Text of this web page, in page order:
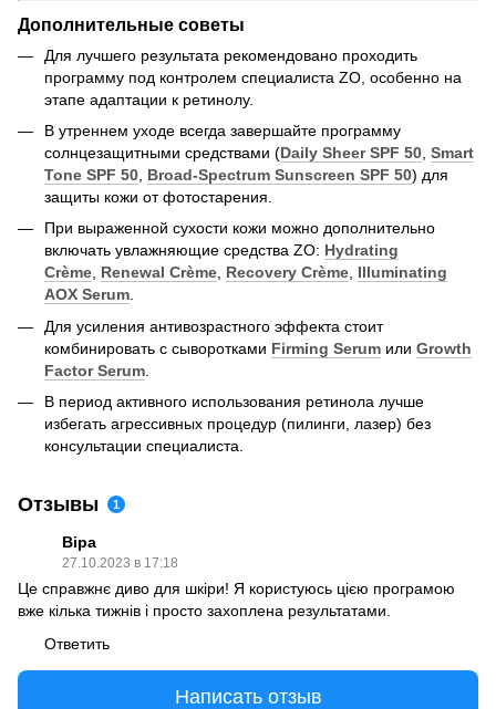
Дополнительные советы
Для лучшего результата рекомендовано проходить
программу под контролем специалиста ZO, особенно на
этапе адаптации к ретинолу.
В утреннем уходе всегда завершайте программу
солнцезащитными средствами (Daily Sheer SPF 50 Smart
Tone SPF 50 Broad-Spectrum Sunscreen SPF 50) для
защиты кожи от фотостарения.
При выраженной сухости кожи можно дополнительно
включать увлажняющие средства ZO: Hydrating
Crème, Renewal Crème, Recovery Crème, Illuminating
AOX Serum.
Для усиления антивозрастного эффекта стоит
комбинировать с сыворотками Firming Serum или Growth
Factor Serum
В период активного использования ретинола лучше
избегать агрессивных процедур (пилинги, лазер) без
консультации специалиста.
Отзывы 1
Віра
27.10.2023 в 17:18
Це справжнє диво для шкіри! Я користуюсь цією програмою
вже кілька тижнів і просто захоплена результатами.
Ответить
Написать отзыв